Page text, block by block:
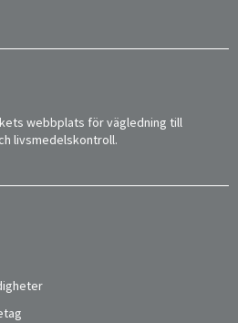
webbplats för vägledning till
livsmedelskontroll.